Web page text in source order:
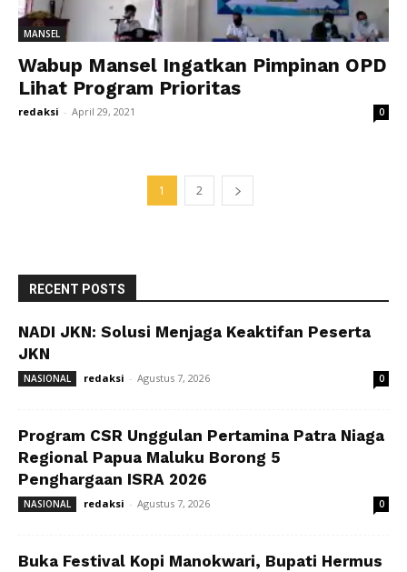
MANSEL
Wabup Mansel Ingatkan Pimpinan OPD
Lihat Program Prioritas
redaksi - April 29, 2021 0
1 2
RECENT POSTS
NADI JKN: Solusi Menjaga Keaktifan Peserta
JKN
NASIONAL redaksi - Agustus 7, 2026 0
Program CSR Unggulan Pertamina Patra Niaga
Regional Papua Maluku Borong 5
Penghargaan ISRA 2026
NASIONAL redaksi - Agustus 7, 2026 0
Buka Festival Kopi Manokwari, Bupati Hermus